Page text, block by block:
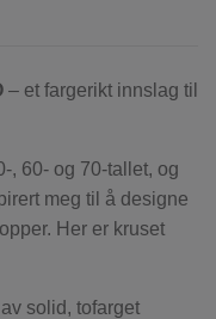
– et fargerikt innslag til
, 60- og 70-tallet, og
meg til å designe
Her er kruset
solid, tofarget